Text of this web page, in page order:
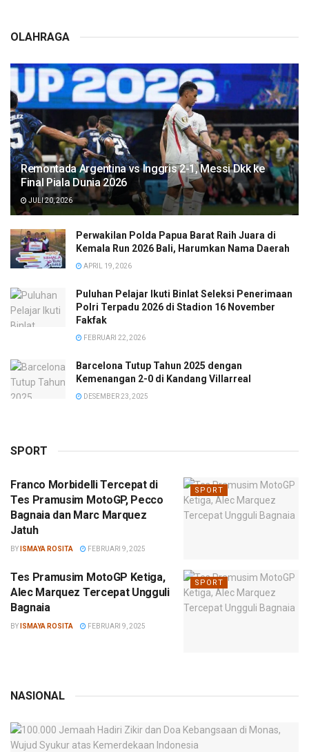
OLAHRAGA
Remontada Argentina vs Inggris 2-1, Messi Dkk ke
Final Piala Dunia 2026
JULI 20, 2026
Perwakilan Polda Papua Barat Raih Juara di
Kemala Run 2026 Bali, Harumkan Nama Daerah
APRIL 19, 2026
Puluhan Pelajar Ikuti Binlat Seleksi Penerimaan
Polri Terpadu 2026 di Stadion 16 November
Fakfak
FEBRUARI 22, 2026
Barcelona Tutup Tahun 2025 dengan
Kemenangan 2-0 di Kandang Villarreal
DESEMBER 23, 2025
SPORT
SPORT
Franco Morbidelli Tercepat di
Tes Pramusim MotoGP, Pecco
Bagnaia dan Marc Marquez
Jatuh
BY ISMAYA ROSITA FEBRUARI 9, 2025
SPORT
Tes Pramusim MotoGP Ketiga,
Alec Marquez Tercepat Ungguli
Bagnaia
BY ISMAYA ROSITA FEBRUARI 9, 2025
NASIONAL